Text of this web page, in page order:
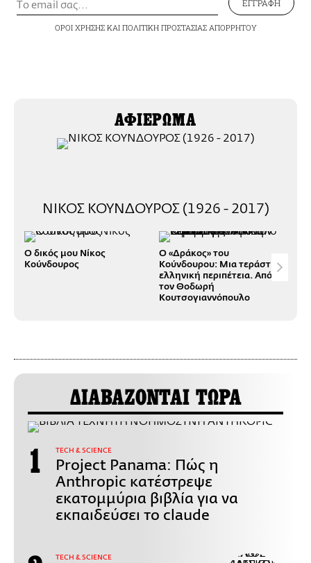
ΕΓΓΡΑΦΗ
ΟΡΟΙ ΧΡΗΣΗΣΚΑΙ ΠΟΛΙΤΙΚΗ ΠΡΟΣΤΑΣΙΑΣ ΑΠΟΡΡΗΤΟΥ
ΑΦΙΕΡΩΜΑ
ΝΙΚΟΣ ΚΟΥΝΔΟΥΡΟΣ (1926 - 2017)
O δικός μου Νίκος
Κούνδουρος
Ο «Δράκος» του
Κούνδουρου: Μια τεράστια
ελληνική περιπέτεια. Από
τον Θοδωρή
Κουτσογιαννόπουλο
ΔΙΑΒΑΖΟΝΤΑΙ ΤΩΡΑ
ΤECH & SCIENCE
Project Panama: Πώς η
Anthropic κατέστρεψε
εκατομμύρια βιβλία για να
εκπαιδεύσει το claude
ΤECH & SCIENCE